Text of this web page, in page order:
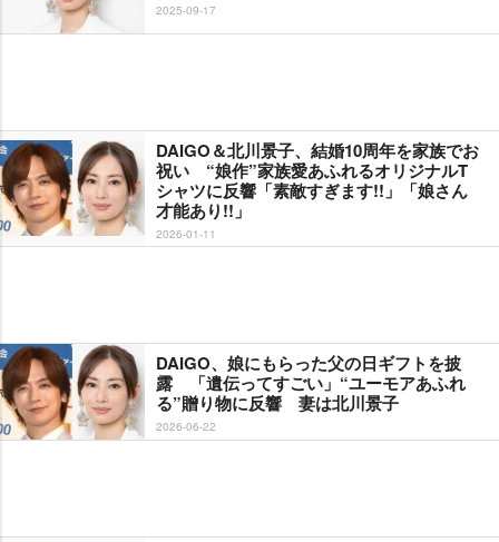
2025-09-17
DAIGO＆北川景子、結婚10周年を家族でお
祝い “娘作”家族愛あふれるオリジナルT
シャツに反響「素敵すぎます!!」「娘さん
才能あり!!」
2026-01-11
DAIGO、娘にもらった父の日ギフトを披
露 「遺伝ってすごい」“ユーモアあふれ
る”贈り物に反響 妻は北川景子
2026-06-22